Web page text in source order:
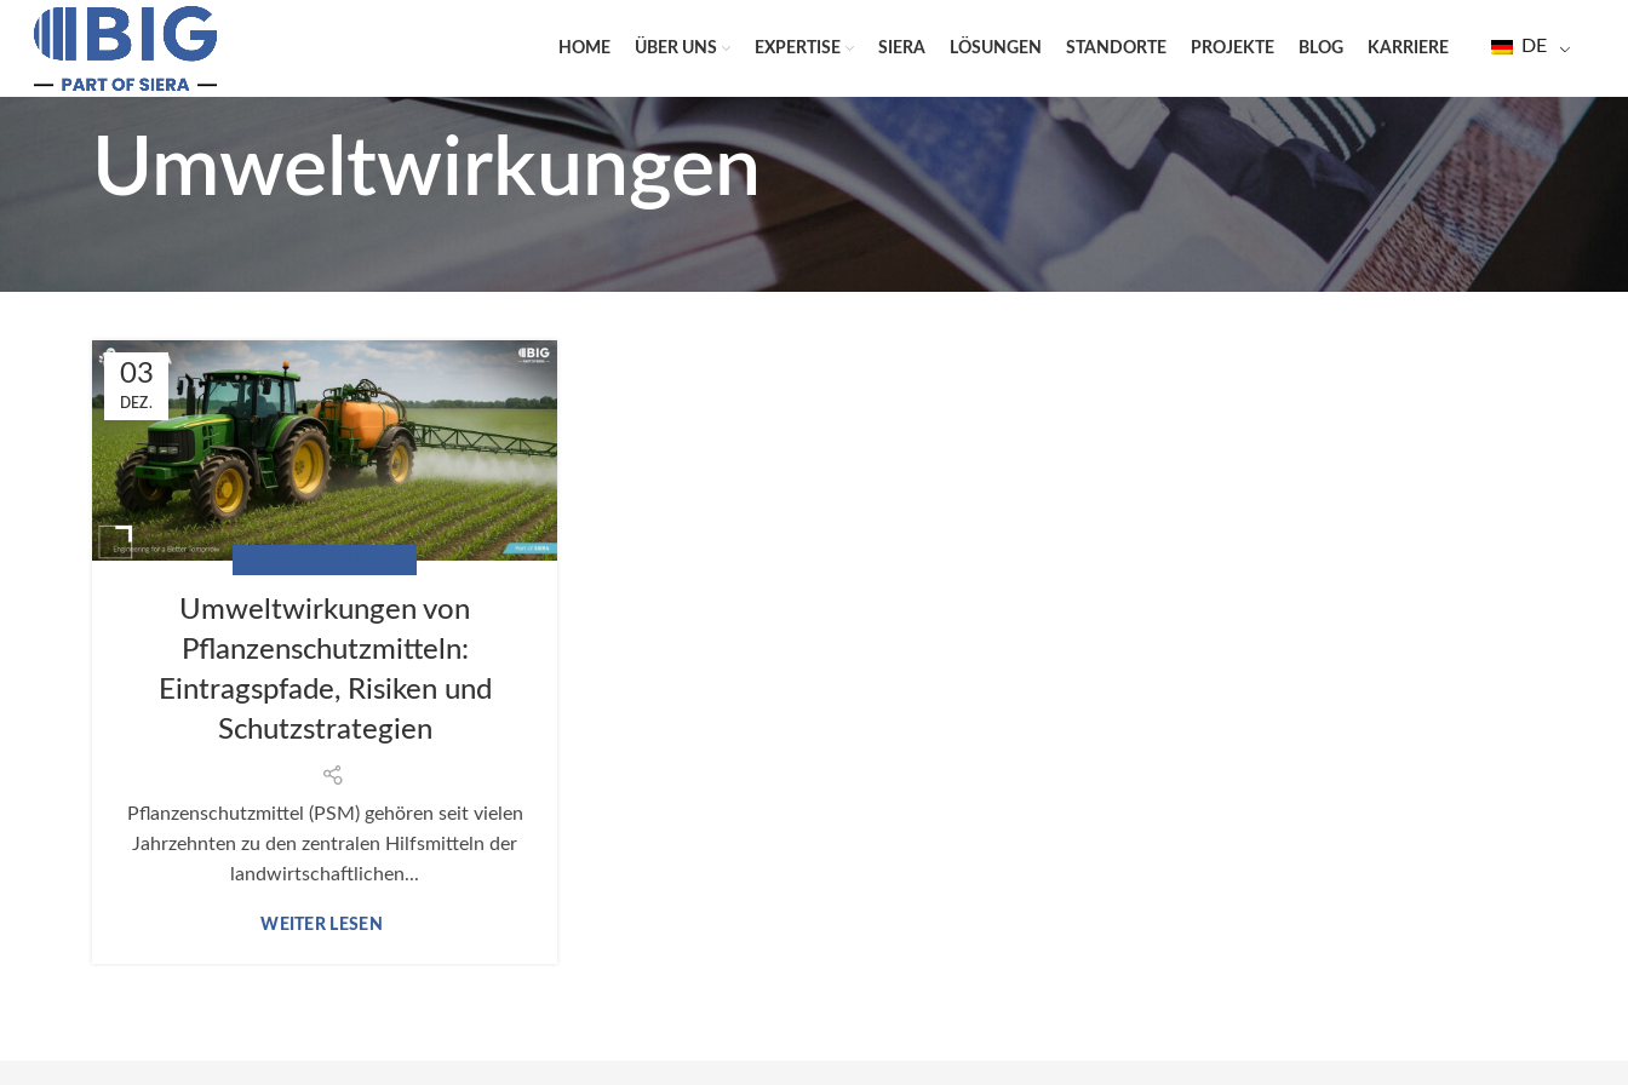
HOME ÜBER UNS EXPERTISE SIERA LÖSUNGEN STANDORTE PROJEKTE BLOG KARRIERE DE
Umweltwirkungen
03
DEZ.
Umweltwirkungen von
Pflanzenschutzmitteln:
Eintragspfade, Risiken und
Schutzstrategien
Pflanzenschutzmittel (PSM) gehören seit vielen
Jahrzehnten zu den zentralen Hilfsmitteln der
landwirtschaftlichen...